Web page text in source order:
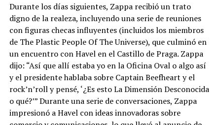
Durante los días siguientes, Zappa recibió un trato
digno de la realeza, incluyendo una serie de reuniones
con figuras checas influyentes (incluidos los miembros
de The Plastic People Of The Universe), que culminó en
un encuentro con Havel en el Castillo de Praga. Zappa
dijo: “Así que allí estaba yo en la Oficina Oval o algo así
y el presidente hablaba sobre Captain Beefheart y el
rock’n’roll y pensé, ‘¿Es esto La Dimensión Desconocida
o qué?’” Durante una serie de conversaciones, Zappa
impresionó a Havel con ideas innovadoras sobre